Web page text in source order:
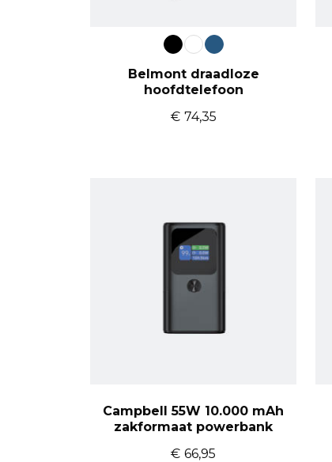
Belmont draadloze
hoofdtelefoon
€ 74,35
Campbell 55W 10.000 mAh
zakformaat powerbank
€ 66,95